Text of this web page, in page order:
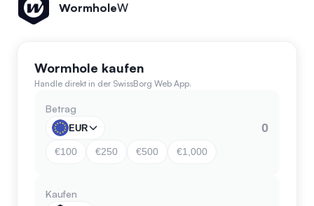
WormholeW
Wormhole kaufen
Handle direkt in der SwissBorg Web App.
Betrag
EUR
€100 €250 €500 €1,000
Kaufen